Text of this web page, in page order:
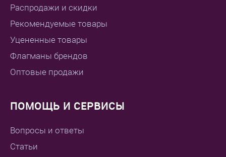
Распродажи и скидки
Рекомендуемые товары
Уцененные товары
Флагманы брендов
Оптовые продажи
ПОМОЩЬ И СЕРВИСЫ
Вопросы и ответы
Статьи